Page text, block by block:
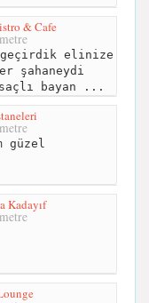
& Cafe
elinize
şahaneydi
bayan ...
güzel
Kadayıf